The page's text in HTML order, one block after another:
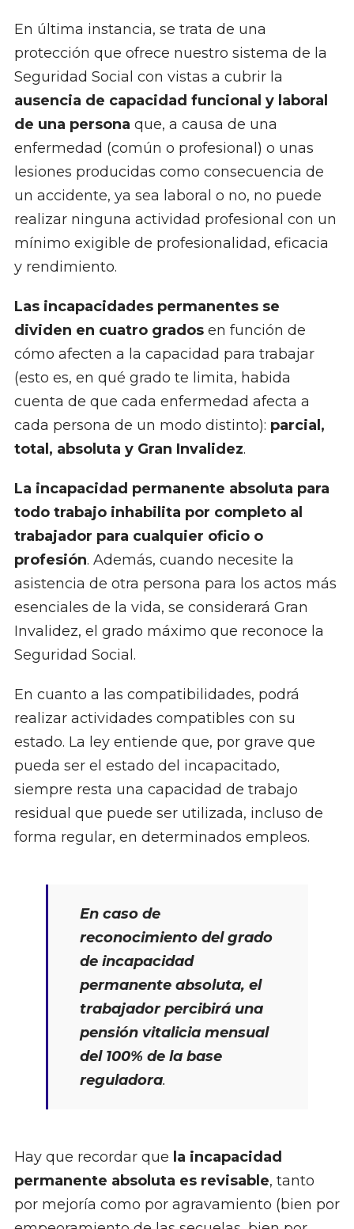
En última instancia, se trata de una
protección que ofrece nuestro sistema de la
Seguridad Social con vistas a cubrir la
ausencia de capacidad funcional y laboral
de una persona que, a causa de una
enfermedad (común o profesional) o unas
lesiones producidas como consecuencia de
un accidente, ya sea laboral o no, no puede
realizar ninguna actividad profesional con un
mínimo exigible de profesionalidad, eficacia
y rendimiento.
Las incapacidades permanentes se
dividen en cuatro gradosen función de
cómo afecten a la capacidad para trabajar
(esto es, en qué grado te limita, habida
cuenta de que cada enfermedad afecta a
cada persona de un modo distinto): parcial,
total, absoluta y Gran Invalidez.
La incapacidad permanente absoluta para
todo trabajo inhabilita por completo al
trabajador para cualquier oficio o
profesión. Además, cuando necesite la
asistencia de otra persona para los actos más
esenciales de la vida, se considerará Gran
Invalidez, el grado máximo que reconoce la
Seguridad Social.
En cuanto a las compatibilidades, podrá
realizar actividades compatibles con su
estado. La ley entiende que, por grave que
pueda ser el estado del incapacitado,
siempre resta una capacidad de trabajo
residual que puede ser utilizada, incluso de
forma regular, en determinados empleos.
En caso de
reconocimiento del grado
de incapacidad
permanente absoluta, el
trabajador percibirá una
pensión vitalicia mensual
del 100% de la base
reguladora.
Hay que recordar que la incapacidad
permanente absoluta es revisable, tanto
por mejoría como por agravamiento (bien por